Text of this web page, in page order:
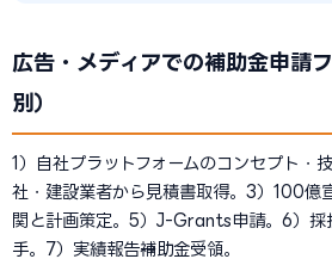
広告・メディアでの補助金申請
別）
1）自社プラットフォームのコンセプト・
社・建設業者から見積書取得。3）100億
関と計画策定。5）J-Grants申請。6）採
手。7）実績報告→補助金受領。